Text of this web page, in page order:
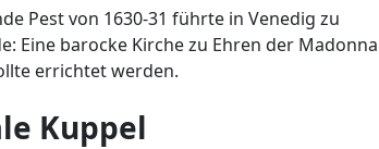
Pest von 1630-31 führte in Venedig zu
Eine barocke Kirche zu Ehren der Madonna
errichtet werden.
Kuppel